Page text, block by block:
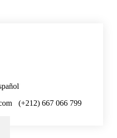
(+212) 667 066 799